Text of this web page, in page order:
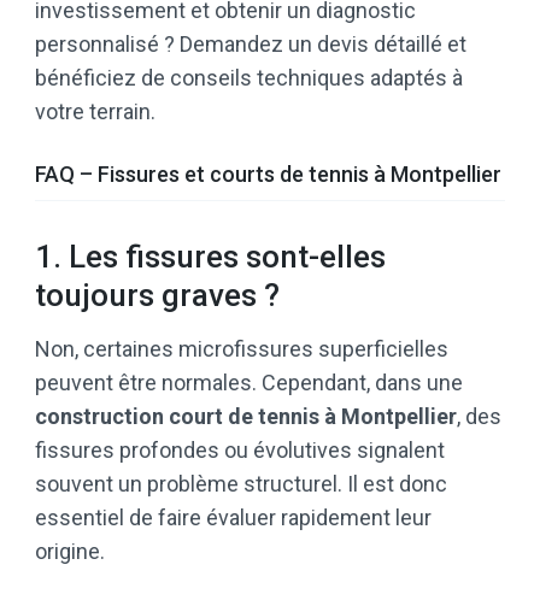
investissement et obtenir un diagnostic
personnalisé ? Demandez un devis détaillé et
bénéficiez de conseils techniques adaptés à
votre terrain.
FAQ – Fissures et courts de tennis à Montpellier
1. Les fissures sont-elles
toujours graves ?
Non, certaines microfissures superficielles
peuvent être normales. Cependant, dans une
construction court de tennis à Montpellier, des
fissures profondes ou évolutives signalent
souvent un problème structurel. Il est donc
essentiel de faire évaluer rapidement leur
origine.